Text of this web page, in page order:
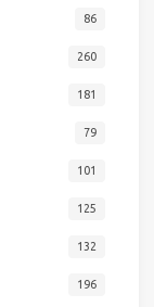
86
260
181
79
101
125
132
196